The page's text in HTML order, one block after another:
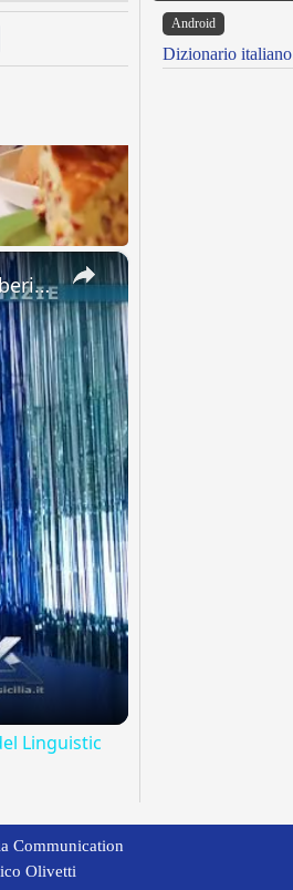
×
Adrano. Interessante incontro al liceo “Verga” con il prof. Fabio Gamberini. Studenti del Linguistic
Linguistic
Android
Dizionario italiano
Communication
Olivetti